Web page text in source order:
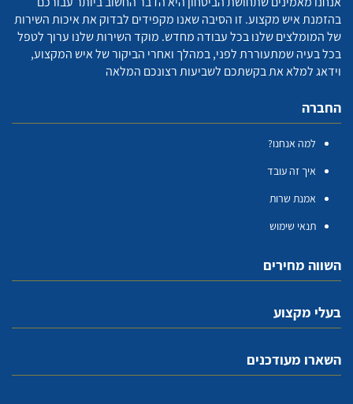
בהזמנת איש מקצוע. זו הסיבה שאנו מקפידים לבדוק את איכות השירות
של המומלצים שלנו בכל עבודה מחדש. מוקד השירות שלנו ערוך לטפל
בכל בעיה שמתעוררת לפני, במהלך ואחרי הביקור של איש המקצוע,
וידאג למלא את בקשתכם לשביעות רצונכם המלאה
החברה
למה אנחנו?
איך זה עובד
אמנת שרות
תנאי שימוש
השווה מחירים
בעלי מקצוע
השארו מעודכנים